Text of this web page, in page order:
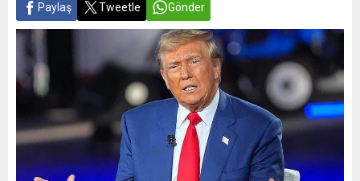
Paylaş Tweetle Gönder